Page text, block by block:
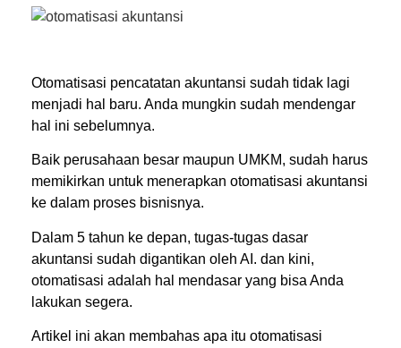
Otomatisasi pencatatan akuntansi sudah tidak lagi
menjadi hal baru. Anda mungkin sudah mendengar
hal ini sebelumnya.
Baik perusahaan besar maupun UMKM, sudah harus
memikirkan untuk menerapkan otomatisasi akuntansi
ke dalam proses bisnisnya.
Dalam 5 tahun ke depan, tugas-tugas dasar
akuntansi sudah digantikan oleh AI. dan kini,
otomatisasi adalah hal mendasar yang bisa Anda
lakukan segera.
Artikel ini akan membahas apa itu otomatisasi